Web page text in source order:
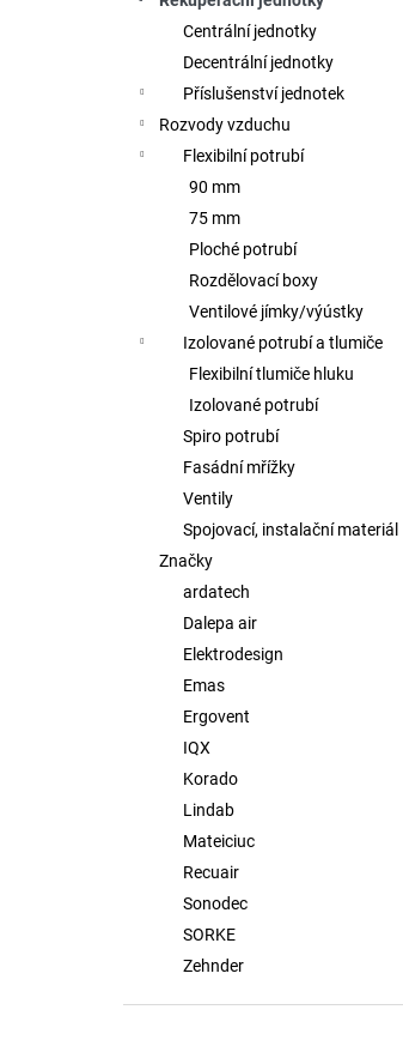
Centrální jednotky
Decentrální jednotky
Příslušenství jednotek
Rozvody vzduchu
Flexibilní potrubí
90 mm
75 mm
Ploché potrubí
Rozdělovací boxy
Ventilové jímky/výústky
Izolované potrubí a tlumiče
Flexibilní tlumiče hluku
Izolované potrubí
Spiro potrubí
Fasádní mřížky
Ventily
Spojovací, instalační materiál
Značky
ardatech
Dalepa air
Elektrodesign
Emas
Ergovent
IQX
Korado
Lindab
Mateiciuc
Recuair
Sonodec
SORKE
Zehnder